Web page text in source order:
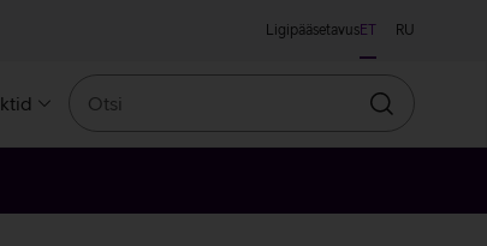
LigipääsetavusET RU
Otsin